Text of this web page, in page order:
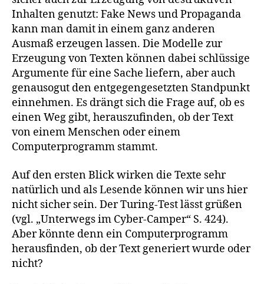
Inhalten genutzt: Fake News und Propaganda
kann man damit in einem ganz anderen
Ausmaß erzeugen lassen. Die Modelle zur
Erzeugung von Texten können dabei schlüssige
Argumente für eine Sache liefern, aber auch
genausogut den entgegengesetzten Standpunkt
einnehmen. Es drängt sich die Frage auf, ob es
einen Weg gibt, herauszufinden, ob der Text
von einem Menschen oder einem
Computerprogramm stammt.
Auf den ersten Blick wirken die Texte sehr
natürlich und als Lesende können wir uns hier
nicht sicher sein. Der Turing-Test lässt grüßen
(vgl. „Unterwegs im Cyber-Camper“ S. 424).
Aber könnte denn ein Computerprogramm
herausfinden, ob der Text generiert wurde oder
nicht?